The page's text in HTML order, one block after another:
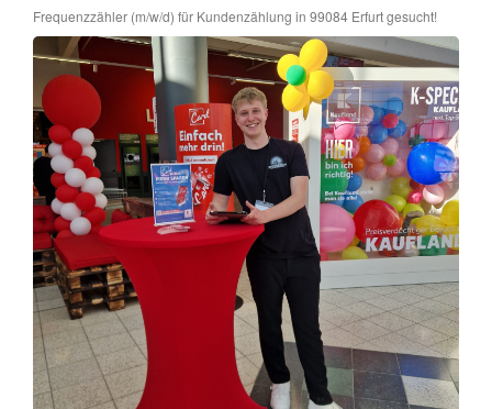
Frequenzzähler (m/w/d) für Kundenzählung in 99084 Erfurt gesucht!